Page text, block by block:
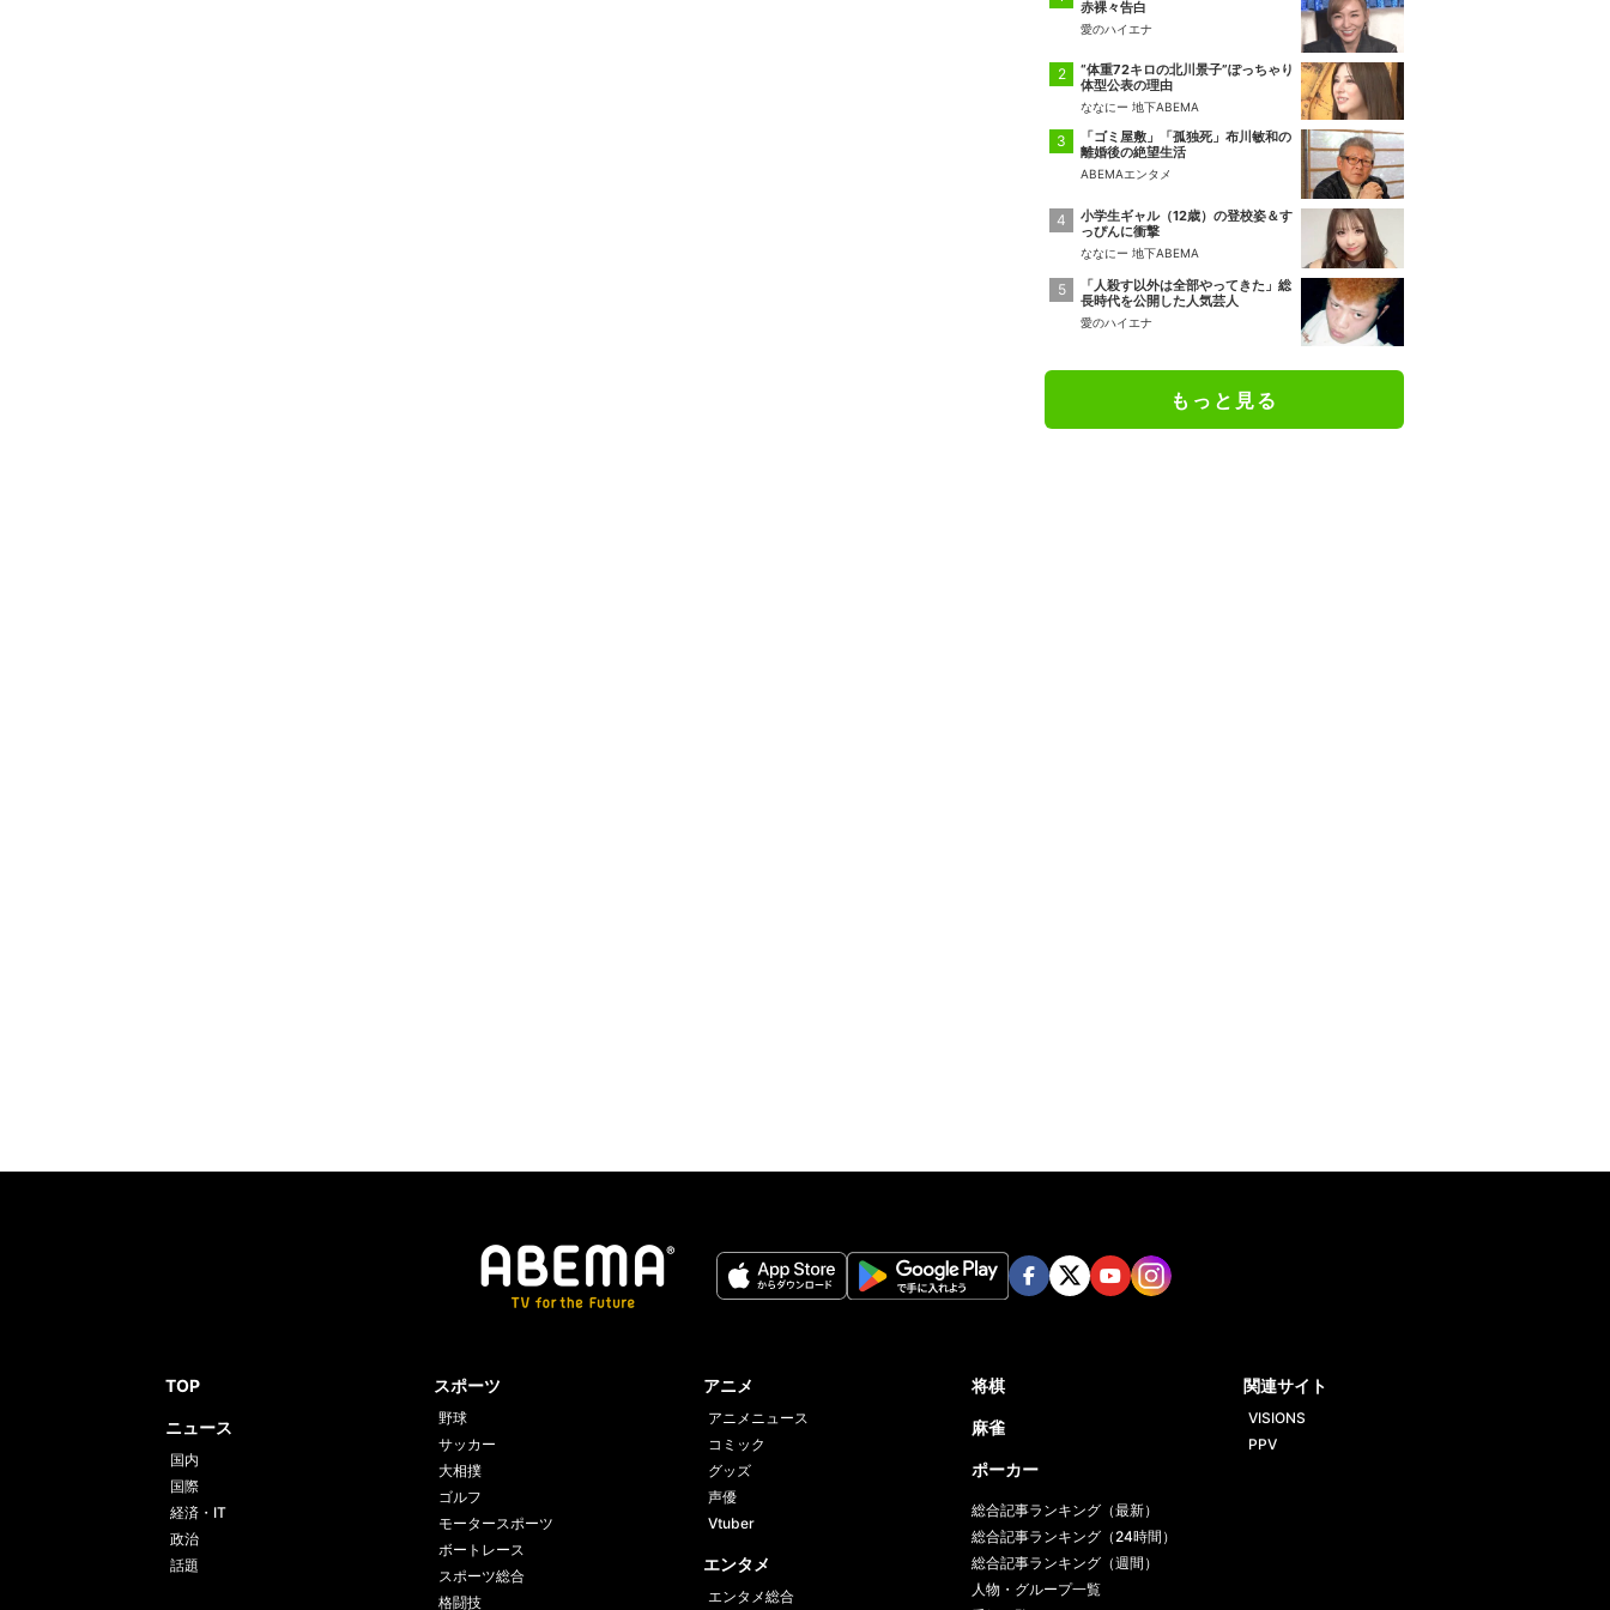
赤裸々告白
愛のハイエナ
“体重72キロの北川景子”ぽっちゃり
体型公表の理由
ななにー 地下ABEMA
「ゴミ屋敷」「孤独死」布川敏和の
離婚後の絶望生活
ABEMAエンタメ
小学生ギャル（12歳）の登校姿＆す
っぴんに衝撃
ななにー 地下ABEMA
「人殺す以外は全部やってきた」総
長時代を公開した人気芸人
愛のハイエナ
もっと見る
TOP
ニュース
国内
国際
経済・IT
政治
話題
スポーツ
野球
サッカー
大相撲
ゴルフ
モータースポーツ
ボートレース
スポーツ総合
格闘技
アニメ
アニメニュース
コミック
グッズ
声優
Vtuber
エンタメ
エンタメ総合
将棋
麻雀
ポーカー
総合記事ランキング（最新）
総合記事ランキング（24時間）
総合記事ランキング（週間）
人物・グループ一覧
関連サイト
VISIONS
PPV